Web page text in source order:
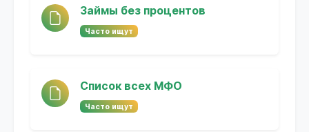
Займы без процентов
Часто ищут
Список всех МФО
Часто ищут